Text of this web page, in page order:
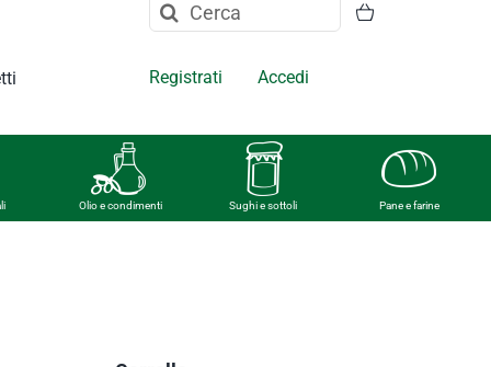
Cerca
Registrati Accedi
Olio e condimenti Sughi e sottoli Pane e farine